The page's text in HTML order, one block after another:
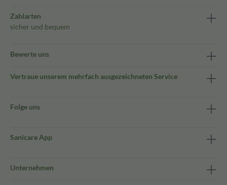
Zahlarten
sicher und bequem
Bewerte uns
Vertraue unserem mehrfach ausgezeichneten Service
Folge uns
Sanicare App
Unternehmen